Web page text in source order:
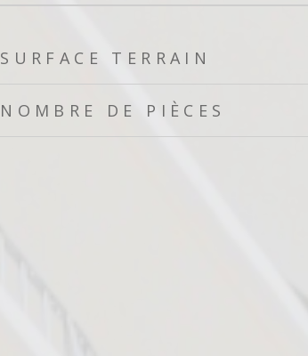
SURFACE TERRAIN
NOMBRE DE PIÈCES